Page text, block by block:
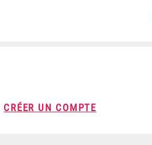
CRÉER UN COMPTE